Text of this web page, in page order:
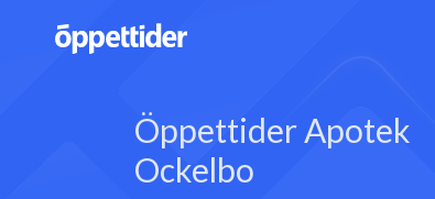
Öppettider Apotek
Ockelbo